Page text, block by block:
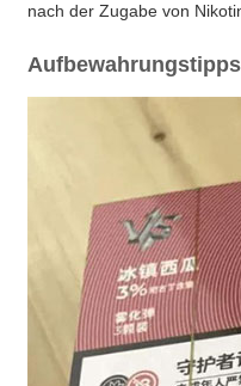
nach der Zugabe von
Aufbewahrungstipps